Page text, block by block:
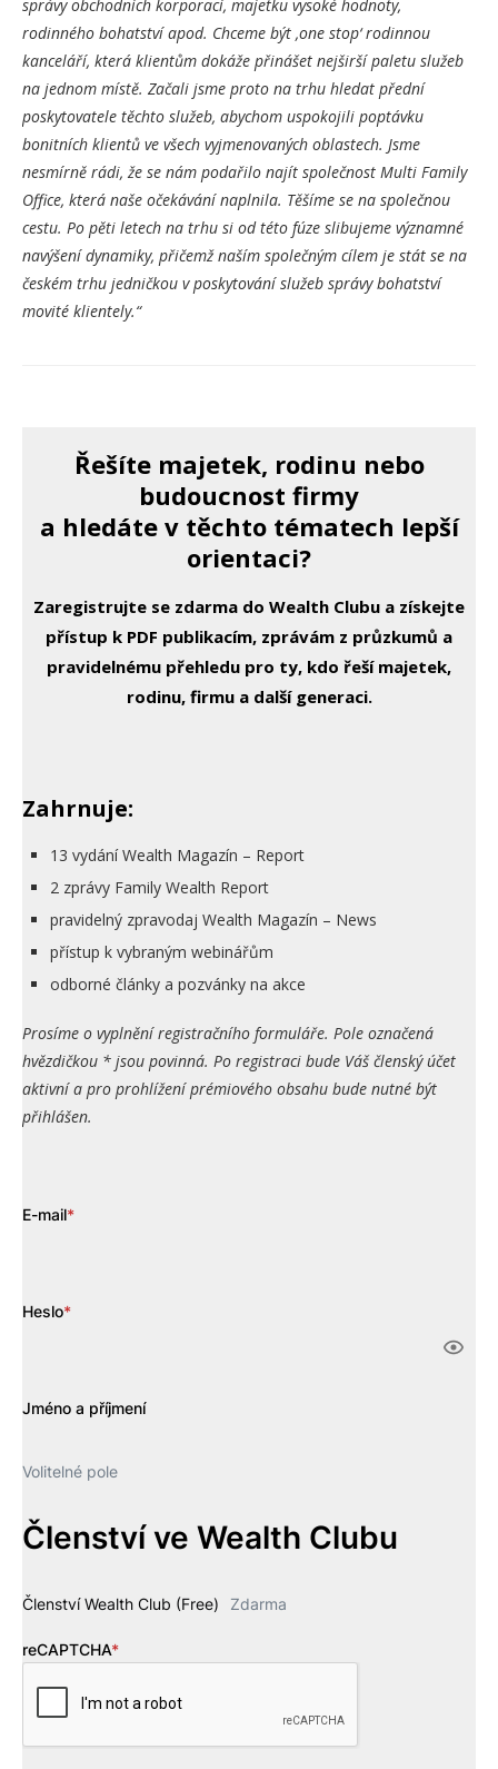
správy obchodních korporací, majetku vysoké hodnoty,
rodinného bohatství apod. Chceme být ‚one stop‘ rodinnou
kanceláří, která klientům dokáže přinášet nejširší paletu služeb
na jednom místě. Začali jsme proto na trhu hledat přední
poskytovatele těchto služeb, abychom uspokojili poptávku
bonitních klientů ve všech vyjmenovaných oblastech. Jsme
nesmírně rádi, že se nám podařilo najít společnost Multi Family
Office, která naše očekávání naplnila. Těšíme se na společnou
cestu. Po pěti letech na trhu si od této fúze slibujeme významné
navýšení dynamiky, přičemž naším společným cílem je stát se na
českém trhu jedničkou v poskytování služeb správy bohatství
movité klientely.“
Řešíte majetek, rodinu nebo
budoucnost firmy
a hledáte v těchto tématech lepší
orientaci?
Zaregistrujte se zdarma do Wealth Clubu a získejte
přístup k PDF publikacím, zprávám z průzkumů a
pravidelnému přehledu pro ty, kdo řeší majetek,
rodinu, firmu a další generaci.
Zahrnuje:
13 vydání Wealth Magazín – Report
2 zprávy Family Wealth Report
pravidelný zpravodaj Wealth Magazín – News
přístup k vybraným webinářům
odborné články a pozvánky na akce
Prosíme o vyplnění registračního formuláře. Pole označená
hvězdičkou * jsou povinná. Po registraci bude Váš členský účet
aktivní a pro prohlížení prémiového obsahu bude nutné být
přihlášen.
E-mail*
Heslo*
Jméno a příjmení
Volitelné pole
Členství ve Wealth Clubu
Členství Wealth Club (Free) Zdarma
reCAPTCHA*